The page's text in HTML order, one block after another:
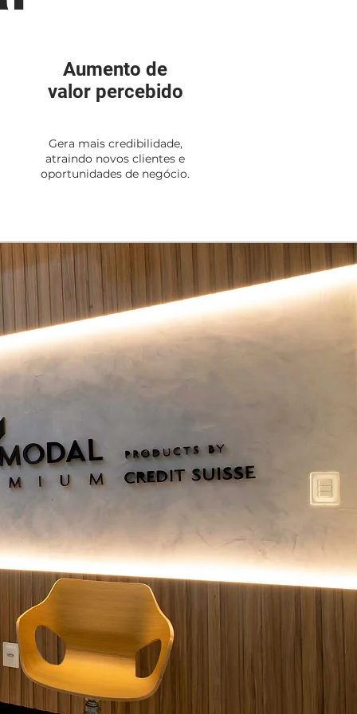
Aumento de
valor percebido
Gera mais credibilidade,
atraindo novos clientes e
oportunidades de negócio.